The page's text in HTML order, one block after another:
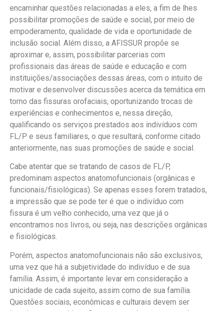
encaminhar questões relacionadas a eles, a fim de lhes
possibilitar promoções de saúde e social, por meio de
empoderamento, qualidade de vida e oportunidade de
inclusão social. Além disso, a AFISSUR propõe se
aproximar e, assim, possibilitar parcerias com
profissionais das áreas de saúde e educação e com
instituições/associações dessas áreas, com o intuito de
motivar e desenvolver discussões acerca da temática em
torno das fissuras orofaciais, oportunizando trocas de
experiências e conhecimentos e, nessa direção,
qualificando os serviços prestados aos indivíduos com
FL/P e seus familiares, o que resultará, conforme citado
anteriormente, nas suas promoções de saúde e social.
Cabe atentar que se tratando de casos de FL/P,
predominam aspectos anatomofuncionais (orgânicas e
funcionais/fisiológicas). Se apenas esses forem tratados,
a impressão que se pode ter é que o indivíduo com
fissura é um velho conhecido, uma vez que já o
encontramos nos livros, ou seja, nas descrições orgânicas
e fisiológicas.
Porém, aspectos anatomofuncionais não são exclusivos,
uma vez que há a subjetividade do indivíduo e de sua
família. Assim, é importante levar em consideração a
unicidade de cada sujeito, assim como de sua família.
Questões sociais, econômicas e culturais devem ser